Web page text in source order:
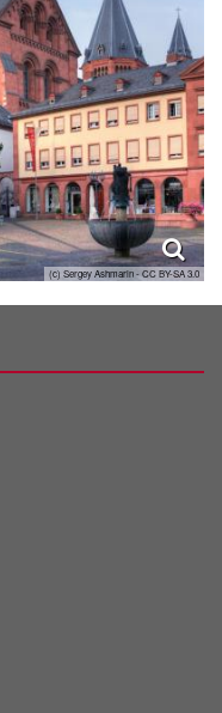
(c) Sergey Ashmarin - CC BY-SA 3.0